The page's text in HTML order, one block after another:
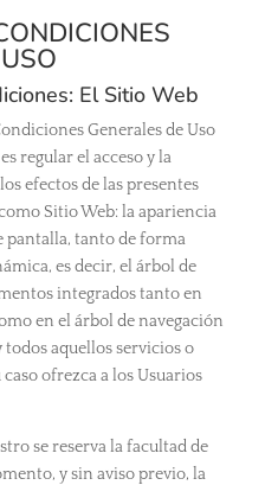
El Sitio Web
Generales de Uso
regular el acceso y la
efectos de las presentes
Sitio Web: la apariencia
pantalla, tanto de forma
es decir, el árbol de
integrados tanto en
en el árbol de navegación
aquellos servicios o
ofrezca a los Usuarios
se reserva la facultad de
y sin aviso previo, la